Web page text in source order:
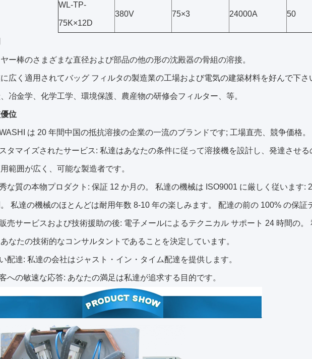
WL-TP-
75K×12D
380V 75×3 24000A 50
ー棒のさまざまな直径および部品の他の形の沈殿器の骨組の溶接。
広く適用されてバッグ フィルタの製造業の工場および電気の建築材料を好んで下さ
冶金学、化学工学、環境保護、農産物の研修会フィルター、等。
位
は 20 年間中国の抵抗溶接の企業の一流のブランドです; 工場直売、競争価格。
タマイズされたサービス: 私達はあなたの条件に従って溶接機を設計し、発達させ
範囲が広く、可能な製造者です。
な質の本物プロダクト: 保証 12 か月の。 私達の機械は ISO9001 に厳しく従います:
私達の機械のほとんどは耐用年数 8-10 年の楽しみます。 配達の前の 100% の保証
売サービスおよび技術援助の後: 電子メールによるテクニカル サポート 24 時間の。
なたの技術的なコンサルタントであることを決定しています。
配達: 私達の会社はジャスト・イン・タイム配達を提供します。
への敏速な応答: あなたの満足は私達が追求する目的です。